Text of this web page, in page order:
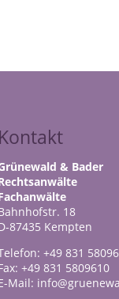
Kontakt
& Bader
18
87435 Kempten
+49 831
+49 831 5809610
Mail: